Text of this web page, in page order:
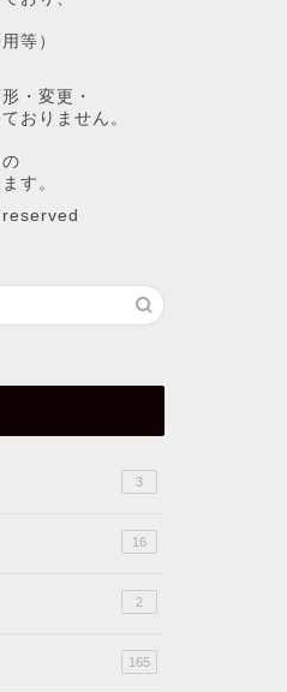
等）
・変更・
おりません。
す。
3
16
2
165